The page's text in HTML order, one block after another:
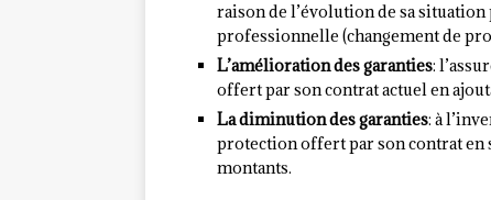
raison de l’évolution de sa
professionnelle (changement de
L’amélioration des garanties:
offert par son contrat actuel en
La diminution des garanties: à
protection offert par son contrat en
montants.